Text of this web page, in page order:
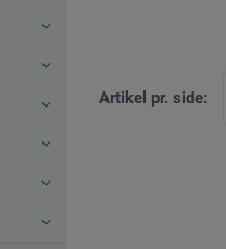
Artikel pr. side: